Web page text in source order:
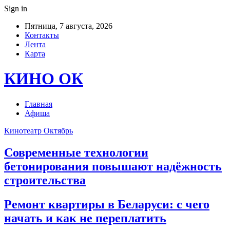
Sign in
Пятница, 7 августа, 2026
Контакты
Лента
Карта
КИНО ОК
Главная
Афиша
Кинотеатр Октябрь
Современные технологии
бетонирования повышают надёжность
строительства
Ремонт квартиры в Беларуси: с чего
начать и как не переплатить